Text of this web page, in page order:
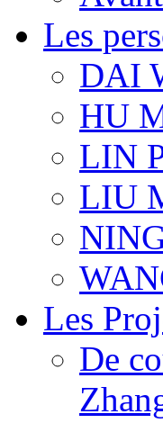
Les
DAI
HU
LIN
LIU
Les
De